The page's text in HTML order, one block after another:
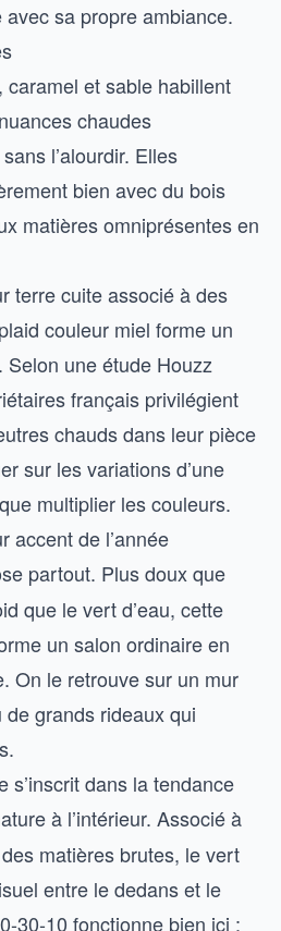
sa propre ambiance.
et sable habillent
chaudes
l’alourdir. Elles
bien avec du bois
matières omniprésentes en
terre cuite associé à des
couleur miel forme un
une étude Houzz
français privilégient
chauds dans leur pièce
sur les variations d’une
multiplier les couleurs.
accent de l’année
partout. Plus doux que
que le vert d’eau, cette
un salon ordinaire en
On le retrouve sur un mur
grands rideaux qui
s’inscrit dans la tendance
à l’intérieur. Associé à
matières brutes, le vert
entre le dedans et le
30-10 fonctionne bien ici :